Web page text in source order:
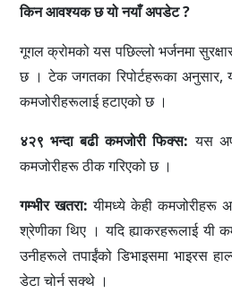
किन आवश्यक छ यो नयाँ अपडेट ?
गूगल क्रोमको यस पछिल्लो भर्जनमा
छ । टेक जगतका रिपोर्टहरूका अनुसार,
कमजोरीहरूलाई हटाएको छ ।
४२९ भन्दा बढी कमजोरी फिक्स: यस
कमजोरीहरू ठीक गरिएको छ ।
गम्भीर खतरा:यीमध्ये केही कमजोरीहरू
श्रेणीका थिए । यदि ह्याकरहरूलाई यी
उनीहरूले तपाईंको डिभाइसमा भाइरस
डेटा चोर्न सक्थे ।